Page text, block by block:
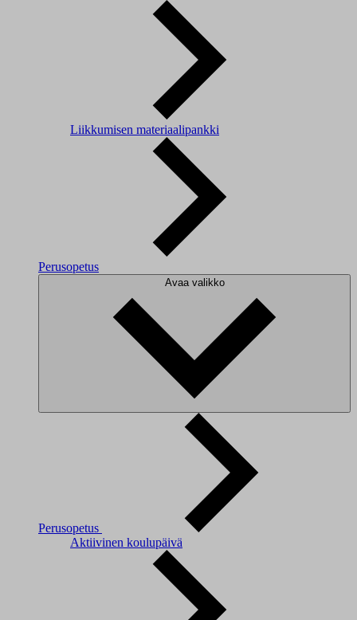
Liikkumisen materiaalipankki
Perusopetus
Avaa valikko
Perusopetus
Aktiivinen koulupäivä